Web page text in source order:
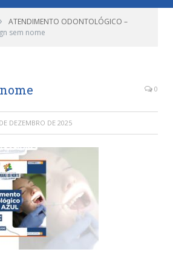
ATENDIMENTO ODONTOLÓGICO –
sem nome
0
DEZEMBRO DE 2025